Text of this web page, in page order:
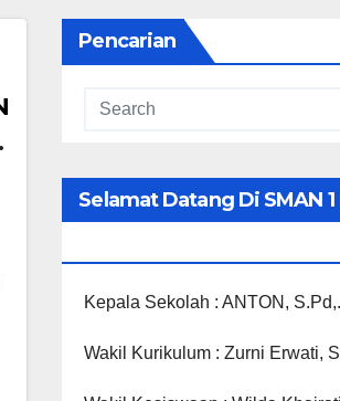
Pencarian
Selamat Datang Di SMAN 1
Kepala Sekolah : ANTON,
Wakil Kurikulum : Zurni Erwati,